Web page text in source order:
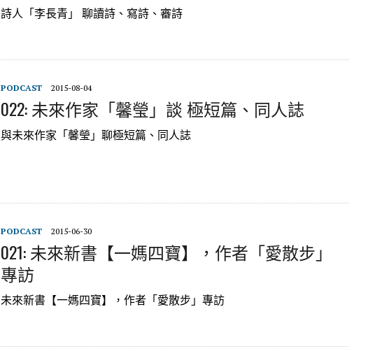
詩人「李長青」 聊讀詩、寫詩、審詩
PODCAST 2015-08-04
022: 未來作家「馨瑩」談 極短篇、同人誌
與未來作家「馨瑩」聊極短篇、同人誌
PODCAST 2015-06-30
021: 未來新書【一媽四寶】，作者「愛散步」
專訪
未來新書【一媽四寶】，作者「愛散步」專訪